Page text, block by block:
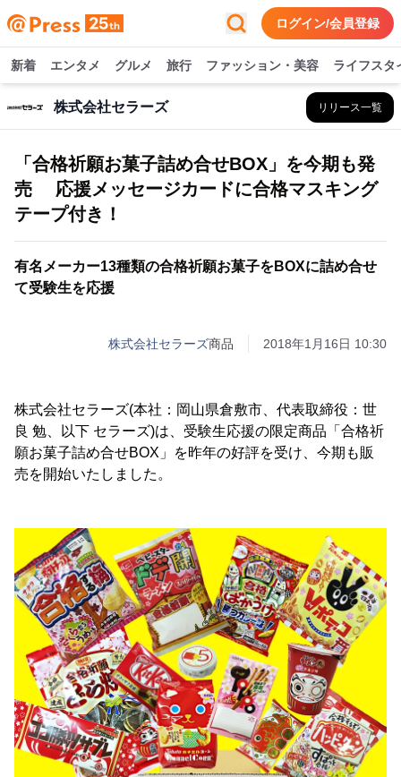
ログイン/会員登録
新着 エンタメ グルメ 旅行 ファッション・美容 ライフスタ
株式会社セラーズ リリース一覧
「合格祈願お菓子詰め合せBOX」を今期も発
売 応援メッセージカードに合格マスキング
テープ付き！
有名メーカー13種類の合格祈願お菓子をBOXに詰め合せ
て受験生を応援
株式会社セラーズ商品 2018年1月16日 10:30
株式会社セラーズ(本社：岡山県倉敷市、代表取締役：世
良 勉、以下 セラーズ)は、受験生応援の限定商品「合格祈
願お菓子詰め合せBOX」を昨年の好評を受け、今期も販
売を開始いたしました。